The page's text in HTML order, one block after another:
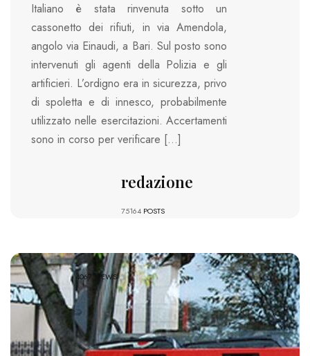
Italiano è stata rinvenuta sotto un
cassonetto dei rifiuti, in via Amendola,
angolo via Einaudi, a Bari. Sul posto sono
intervenuti gli agenti della Polizia e gli
artificieri. L’ordigno era in sicurezza, privo
di spoletta e di innesco, probabilmente
utilizzato nelle esercitazioni. Accertamenti
sono in corso per verificare […]
redazione
75164 POSTS
4067 VIEWS